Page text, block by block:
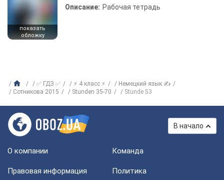
показать
обложку
Описание: Рабочая тетрадь
✅ ГДЗ ✅ ⚡ 4 класс ⚡
Немецкий язык ✍
Сотникова 2015
Stunden 35-70 Stunde 53
В начало
О компании Команда
Правовая информация
Политика